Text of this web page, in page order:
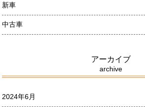
新車
中古車
アーカイブ
archive
2024年6月